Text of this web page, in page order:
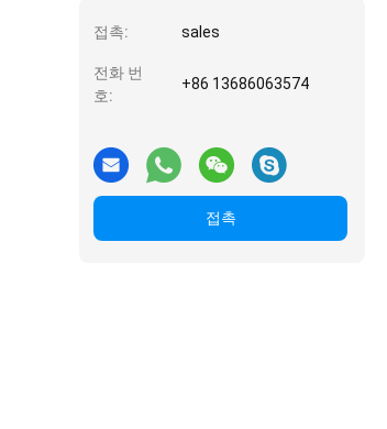
접촉: sales
전화 번
호:
+86 13686063574
접촉